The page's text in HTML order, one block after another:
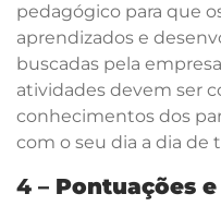
pedagógico para que
aprendizados e
buscadas pela
atividades devem ser
conhecimentos dos
com o seu dia a dia de
4 – Pontuações